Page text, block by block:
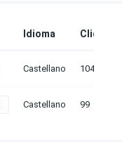
Idioma Clicks
Castellano 104
Castellano 99